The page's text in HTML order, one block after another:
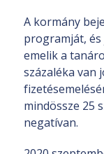
A kormány
programját,
emelik a
százaléka van
mindössze 25
negatívan.